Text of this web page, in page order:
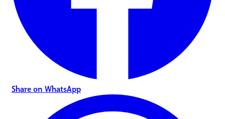
Share on WhatsApp